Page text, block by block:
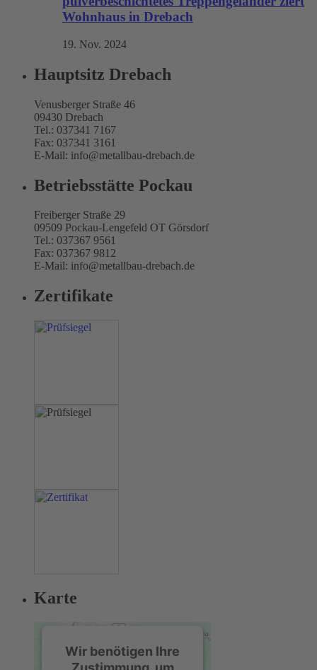
Wohnhaus in Drebach
19. Nov. 2024
Hauptsitz Drebach
Venusberger Straße 46
09430 Drebach
Tel.: 037341 7167
Fax: 037341 3161
E-Mail: info@metallbau-drebach.de
Betriebsstätte Pockau
Freiberger Straße 29
09509 Pockau-Lengefeld OT Görsdorf
Tel.: 037367 9561
Fax: 037367 9812
E-Mail: info@metallbau-drebach.de
Zertifikate
Karte
Wir benötigen Ihre